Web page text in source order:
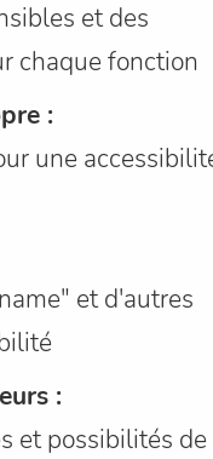
et des
chaque fonction
:
une
et d'autres
:
et possibilités de